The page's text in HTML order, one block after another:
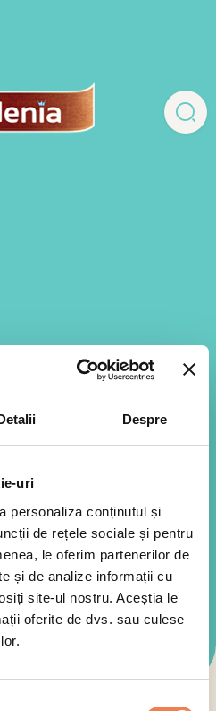
Despre
uri
personaliza conținutul și
de rețele sociale și pentru
le oferim partenerilor de
și de analize informații cu
site-ul nostru. Aceștia le
oferite de dvs. sau culese
Edenia
într-o gama diversă de
disponibile tot anul.